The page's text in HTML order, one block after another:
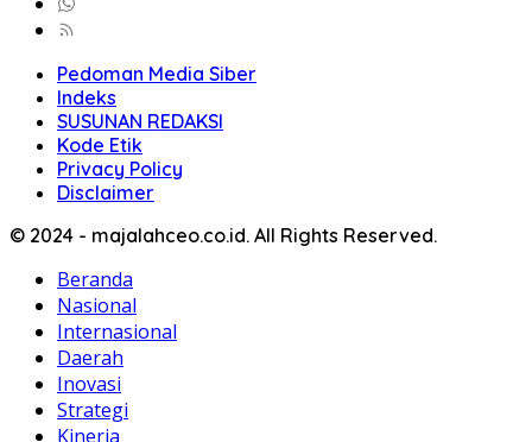
Pedoman Media Siber
Indeks
SUSUNAN REDAKSI
Kode Etik
Privacy Policy
Disclaimer
© 2024 - majalahceo.co.id. All Rights Reserved.
Beranda
Nasional
Internasional
Daerah
Inovasi
Strategi
Kinerja